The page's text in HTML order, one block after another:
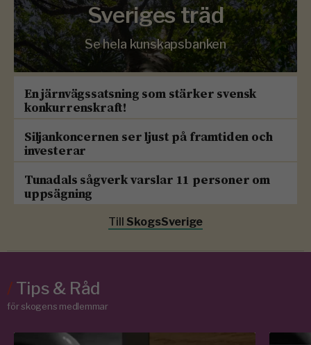
Sveriges träd
Se hela kunskapsbanken
En järnvägssatsning som stärker svensk
konkurrenskraft!
Siljankoncernen ser ljust på framtiden och
investerar
Tunadals sågverk varslar 11 personer om
uppsägning
Till SkogsSverige
/Tips & Råd
för skogens medlemmar